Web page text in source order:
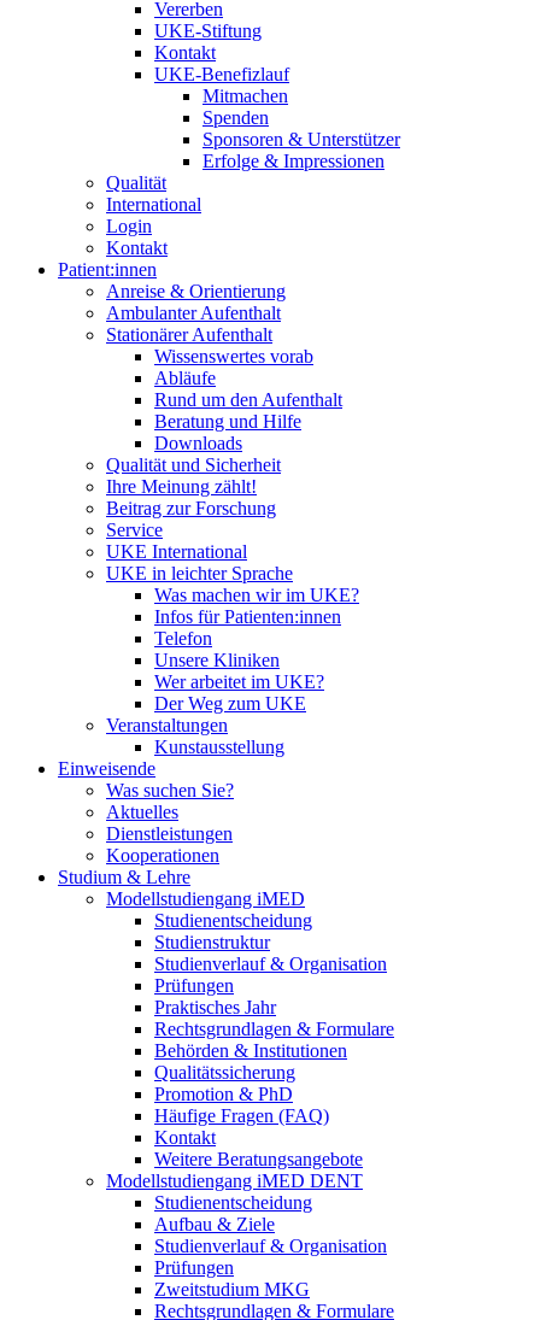
Vererben
UKE-Stiftung
Kontakt
UKE-Benefizlauf
Mitmachen
Spenden
Sponsoren & Unterstützer
Erfolge & Impressionen
Qualität
International
Login
Kontakt
Patient:innen
Anreise & Orientierung
Ambulanter Aufenthalt
Stationärer Aufenthalt
Wissenswertes vorab
Abläufe
Rund um den Aufenthalt
Beratung und Hilfe
Downloads
Qualität und Sicherheit
Ihre Meinung zählt!
Beitrag zur Forschung
Service
UKE International
UKE in leichter Sprache
Was machen wir im UKE?
Infos für Patienten:innen
Telefon
Unsere Kliniken
Wer arbeitet im UKE?
Der Weg zum UKE
Veranstaltungen
Kunstausstellung
Einweisende
Was suchen Sie?
Aktuelles
Dienstleistungen
Kooperationen
Studium & Lehre
Modellstudiengang iMED
Studienentscheidung
Studienstruktur
Studienverlauf & Organisation
Prüfungen
Praktisches Jahr
Rechtsgrundlagen & Formulare
Behörden & Institutionen
Qualitätssicherung
Promotion & PhD
Häufige Fragen (FAQ)
Kontakt
Weitere Beratungsangebote
Modellstudiengang iMED DENT
Studienentscheidung
Aufbau & Ziele
Studienverlauf & Organisation
Prüfungen
Zweitstudium MKG
Rechtsgrundlagen & Formulare